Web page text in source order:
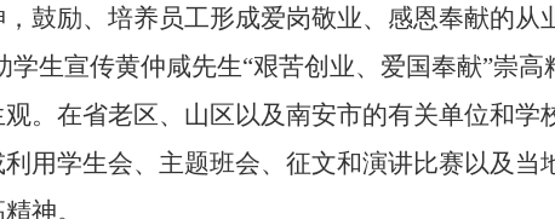
鼓励、培养员工形成爱岗敬业、感恩奉献的从
学生宣传黄仲咸先生“艰苦创业、爱国奉献”崇高
。在省老区、山区以及南安市的有关单位和学
用学生会、主题班会、征文和演讲比赛以及当
神。